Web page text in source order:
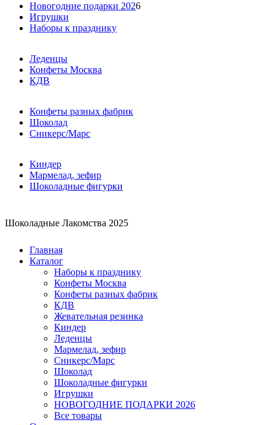
Новогодние подарки 2026
Игрушки
Наборы к празднику
Леденцы
Конфеты Москва
КДВ
Конфеты разных фабрик
Шоколад
Сникерс/Марс
Киндер
Мармелад, зефир
Шоколадные фигурки
Шоколадные Лакомства 2025
Главная
Каталог
Наборы к празднику
Конфеты Москва
Конфеты разных фабрик
КДВ
Жевательная резинка
Киндер
Леденцы
Мармелад, зефир
Сникерс/Марс
Шоколад
Шоколадные фигурки
Игрушки
НОВОГОДНИЕ ПОДАРКИ 2026
Все товары